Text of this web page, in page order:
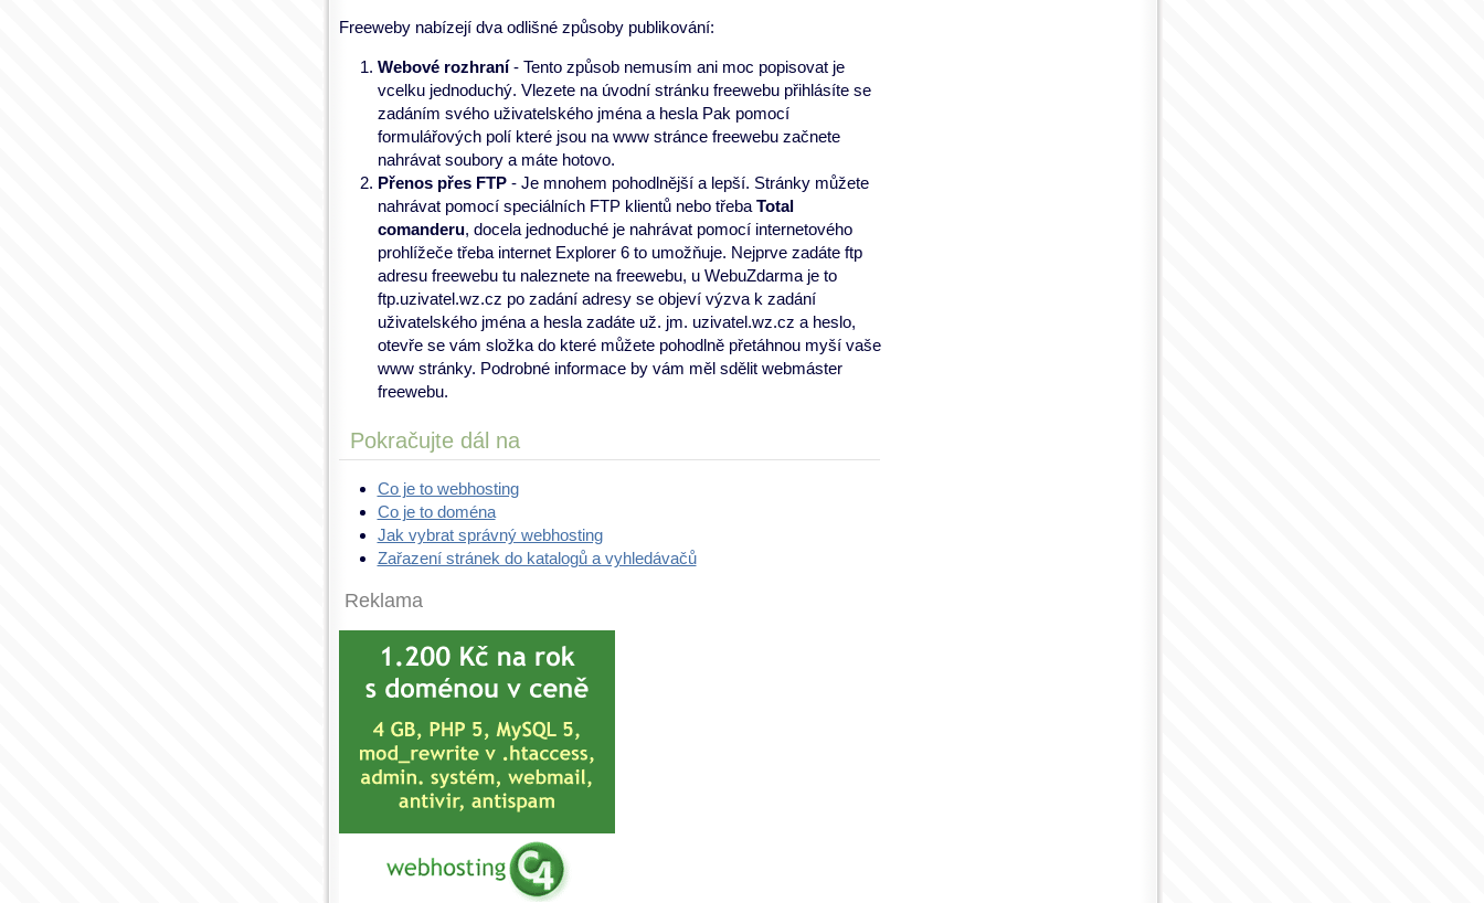
Freeweby nabízejí dva odlišné způsoby publikování:
Webové rozhraní- Tento způsob nemusím ani moc popisovat je
vcelku jednoduchý. Vlezete na úvodní stránku freewebu přihlásíte se
zadáním svého uživatelského jména a hesla Pak pomocí
formulářových polí které jsou na www stránce freewebu začnete
nahrávat soubory a máte hotovo.
Přenos přes FTP- Je mnohem pohodlnější a lepší. Stránky můžete
nahrávat pomocí speciálních FTP klientů nebo třebaTotal
comanderu, docela jednoduché je nahrávat pomocí internetového
prohlížeče třeba internet Explorer 6 to umožňuje. Nejprve zadáte ftp
adresu freewebu tu naleznete na freewebu, u WebuZdarma je to
ftp.uzivatel.wz.cz po zadání adresy se objeví výzva k zadání
uživatelského jména a hesla zadáte už. jm. uzivatel.wz.cz a heslo,
otevře se vám složka do které můžete pohodlně přetáhnou myší vaše
www stránky. Podrobné informace by vám měl sdělit webmáster
freewebu.
Pokračujte dál na
Co je to webhosting
Co je to doména
Jak vybrat správný webhosting
Zařazení stránek do katalogů a vyhledávačů
Reklama